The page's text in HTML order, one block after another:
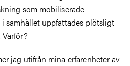
som mobiliserade
samhället uppfattades plötsligt
jag utifrån mina erfarenheter av